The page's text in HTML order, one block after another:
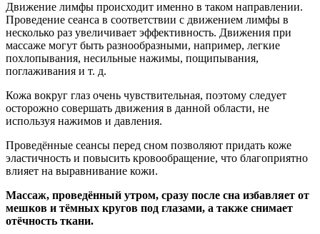
Движение лимфы происходит именно в таком направлении.
Проведение сеанса в соответствии с движением лимфы в
несколько раз увеличивает эффективность. Движения при
массаже могут быть разнообразными, например, легкие
похлопывания, несильные нажимы, пощипывания,
поглаживания и т. д.
Кожа вокруг глаз очень чувствительная, поэтому следует
осторожно совершать движения в данной области, не
используя нажимов и давления.
Проведённые сеансы перед сном позволяют придать коже
эластичность и повысить кровообращение, что благоприятно
влияет на выравнивание кожи.
Массаж, проведённый утром, сразу после сна избавляет от
мешков и тёмных кругов под глазами, а также снимает
отёчность ткани.